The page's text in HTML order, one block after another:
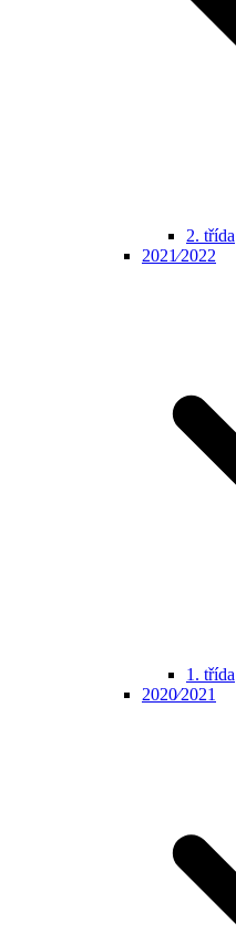
2. třída
2021⁄2022
1. třída
2020⁄2021